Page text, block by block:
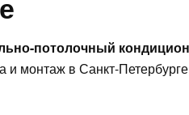
потолочный
и монтаж в Санкт-